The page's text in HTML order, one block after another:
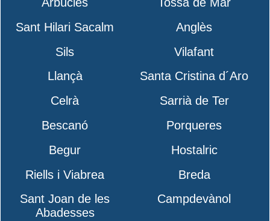
Sant Hilari Sacalm
Anglès
Sils
Vilafant
Llançà
Santa Cristina d´Aro
Celrà
Sarrià de Ter
Bescanó
Porqueres
Begur
Hostalric
Riells i Viabrea
Breda
Sant Joan de les
Abadesses
Campdevànol